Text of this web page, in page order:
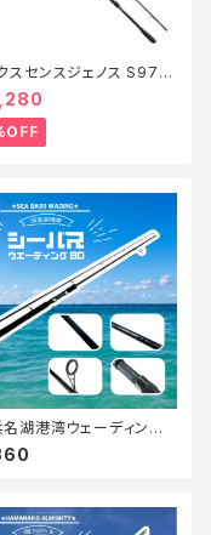
スセンスジェノス S97M
価ロッド】【20】
湖港湾ウェーディング
80【Tオリ】